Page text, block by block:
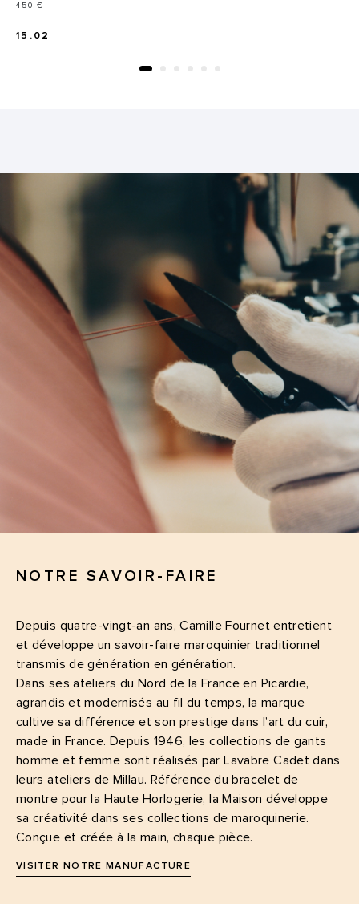
Prix
450 €
15.02
NOTRE SAVOIR-FAIRE
Depuis quatre-vingt-an ans, Camille Fournet entretient
et développe un savoir-faire maroquinier traditionnel
transmis de génération en génération.
Dans ses ateliers du Nord de la France en Picardie,
agrandis et modernisés au fil du temps, la marque
cultive sa différence et son prestige dans l’art du cuir,
made in France. Depuis 1946, les collections de gants
homme et femme sont réalisés par Lavabre Cadet dans
leurs ateliers de Millau. Référence du bracelet de
montre pour la Haute Horlogerie, la Maison développe
sa créativité dans ses collections de maroquinerie.
Conçue et créée à la main, chaque pièce.
VISITER NOTRE MANUFACTURE